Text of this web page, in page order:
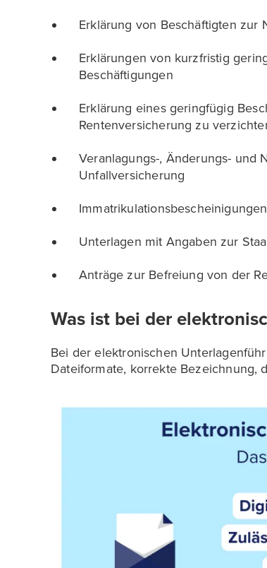
Erklärung von Beschäftigten zur
Erklärungen von kurzfristig
Beschäftigungen
Erklärung eines geringfügig
Rentenversicherung zu
Veranlagungs-, Änderungs- und
Unfallversicherung
Unterlagen mit Angaben zur
Anträge zur Befreiung von der
Was ist bei der
Bei der elektronischen
Dateiformate, korrekte Bezeichnung,